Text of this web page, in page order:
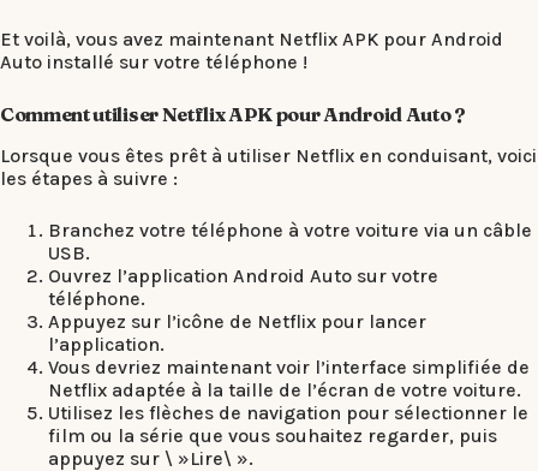
Et voilà, vous avez maintenant Netflix APK pour Android
Auto installé sur votre téléphone !
Comment utiliser Netflix APK pour Android Auto ?
Lorsque vous êtes prêt à utiliser Netflix en conduisant, voici
les étapes à suivre :
Branchez votre téléphone à votre voiture via un câble
USB.
Ouvrez l’application Android Auto sur votre
téléphone.
Appuyez sur l’icône de Netflix pour lancer
l’application.
Vous devriez maintenant voir l’interface simplifiée de
Netflix adaptée à la taille de l’écran de votre voiture.
Utilisez les flèches de navigation pour sélectionner le
film ou la série que vous souhaitez regarder, puis
appuyez sur \ »Lire\ ».